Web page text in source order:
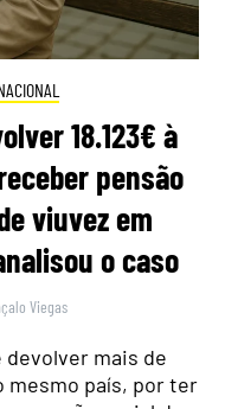
18.123€ à
pensão
viuvez em
o caso
Viegas
devolver mais de
mesmo país, por ter